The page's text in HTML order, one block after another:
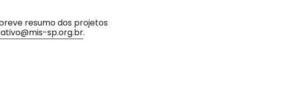
resumo dos projetos
sp.org.br.